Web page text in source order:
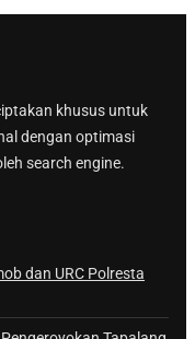
khusus untuk
dengan optimasi
search engine.
dan URC Polresta